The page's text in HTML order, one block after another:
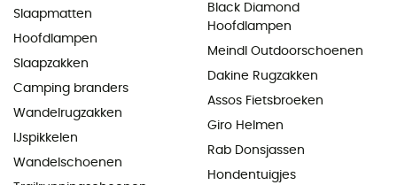
Slaapmatten
Hoofdlampen
Slaapzakken
Camping branders
Wandelrugzakken
IJspikkelen
Wandelschoenen
Black Diamond
Hoofdlampen
Meindl Outdoorschoenen
Dakine Rugzakken
Assos Fietsbroeken
Giro Helmen
Rab Donsjassen
Hondentuigjes